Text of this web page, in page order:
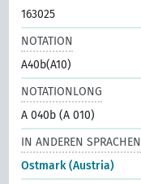
163025
NOTATION
A40b(A10)
NOTATIONLONG
A 040b (A 010)
IN ANDEREN SPRACHEN
Ostmark (Austria)